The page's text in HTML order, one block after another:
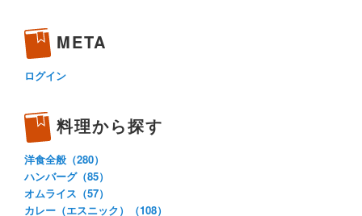
META
ログイン
料理から探す
洋食全般（280）
ハンバーグ（85）
オムライス（57）
カレー（エスニック）（108）